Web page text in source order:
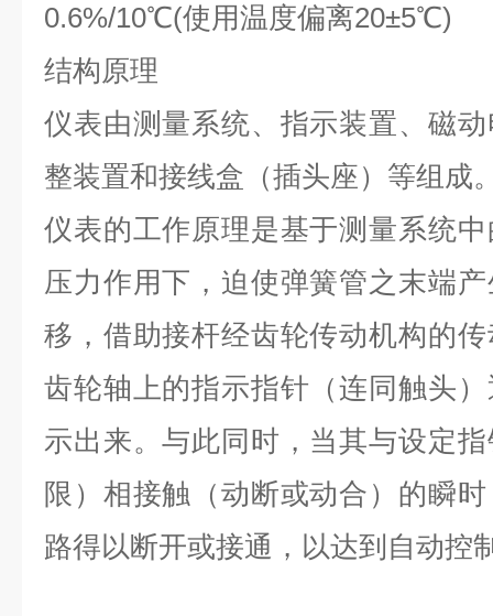
0.6%/10℃(使用温度偏离20±5℃)
结构原理
仪表由测量系统、指示装置、磁
整装置和接线盒（插头座）等组成
仪表的工作原理是基于测量系统
压力作用下，迫使弹簧管之末端
移，借助接杆经齿轮传动机构的
齿轮轴上的指示指针（连同触头
示出来。与此同时，当其与设定
限）相接触（动断或动合）的瞬
路得以断开或接通，以达到自动控